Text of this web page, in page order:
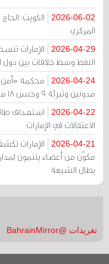
2026-06-02
الكويت:
المركزي
2026-04-29
الإمارات
النفط وسط خلافات بين دول
2026-04-24
مدونين وتبرئة 9 وحبس 18 متهماً بالتعاطف مع إيران
2026-04-22
استهداف
الاعتقالات في الإمارات
2026-04-21
الإمارات
مكوّن من أعضاء ينتمون
يطال الشيعة
تغريدات @BahrainMirror